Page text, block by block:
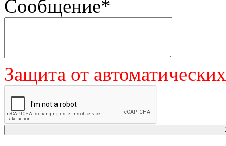
Сообщение*
Защита от